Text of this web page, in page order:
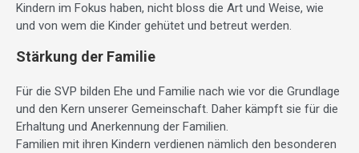
Kindern im Fokus haben, nicht bloss die Art und Weise, wie
und von wem die Kinder gehütet und betreut werden.
Stärkung der Familie
Für die SVP bilden Ehe und Familie nach wie vor die Grundlage
und den Kern unserer Gemeinschaft. Daher kämpft sie für die
Erhaltung und Anerkennung der Familien.
Familien mit ihren Kindern verdienen nämlich den besonderen